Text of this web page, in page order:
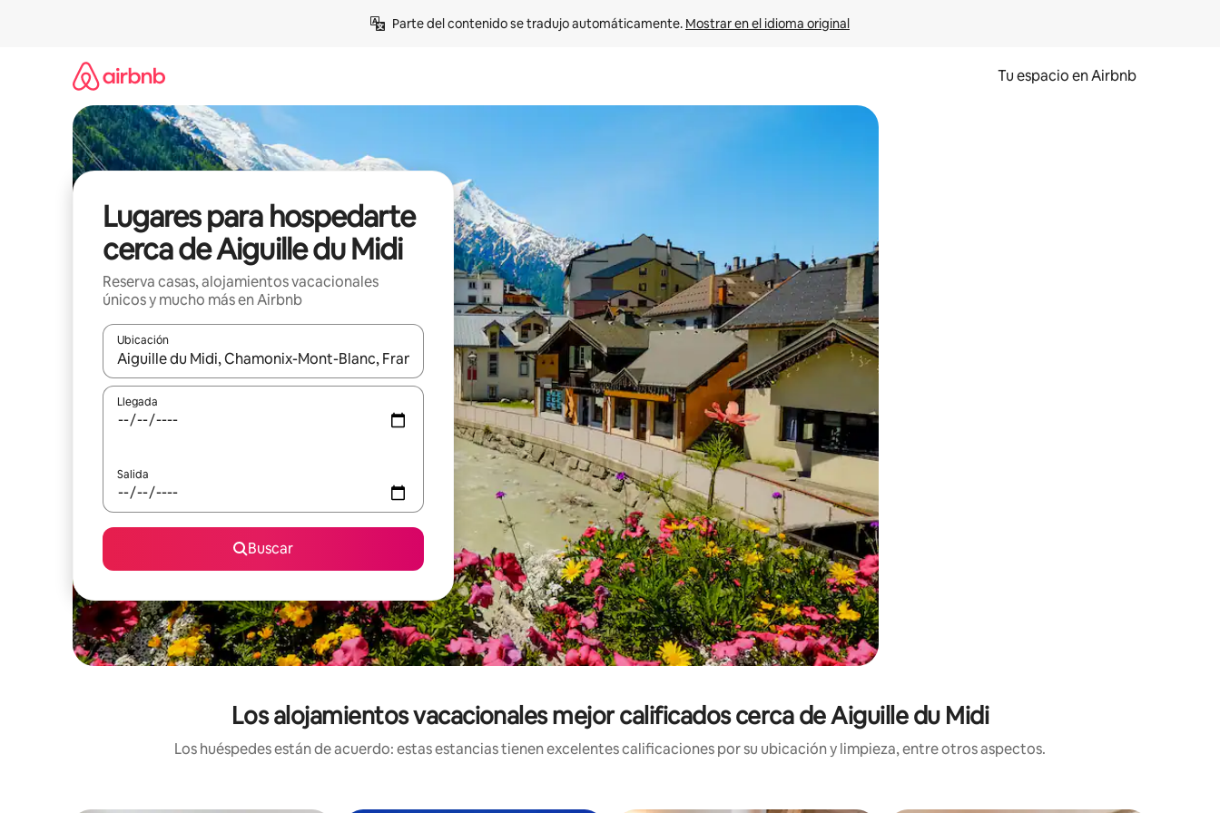
Parte del contenido se tradujo automáticamente. Mostrar en el idioma original
Tu espacio en Airbnb
Lugares para hospedarte
cerca de Aiguille du Midi
Reserva casas, alojamientos vacacionales
únicos y mucho más en Airbnb
Ubicación
Cuando los resultados estén disponibles, podrás navegar usando las teclas de las flechas hacia arriba y hacia abajo, o bien tocando y deslizando la pantalla.
Llegada
Salida
Buscar
Los alojamientos vacacionales mejor calificados cerca de Aiguille du Midi
Los huéspedes están de acuerdo: estas estancias tienen excelentes calificaciones por su ubicación y limpieza, entre otros aspectos.